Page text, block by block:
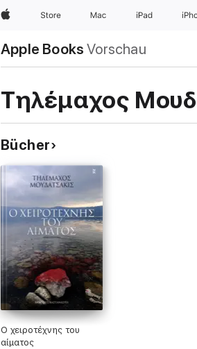
Apple Store Mac iPad
Apple Books Vorschau
Τηλέμαχος
Bücher
Ο χειροτέχνης του
αίματος